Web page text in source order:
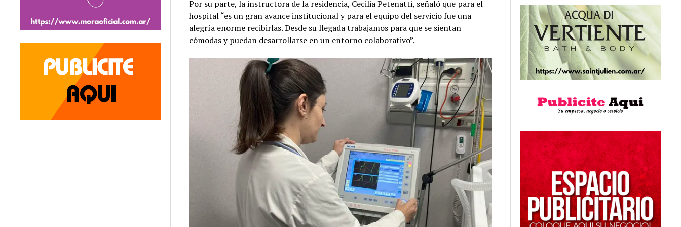
Por su parte, la instructora de la residencia, Cecilia Petenatti, señaló que para el
hospital “es un gran avance institucional y para el equipo del servicio fue una
alegría enorme recibirlas. Desde su llegada trabajamos para que se sientan
cómodas y puedan desarrollarse en un entorno colaborativo”.